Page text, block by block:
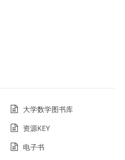
大学数学图书库
资源KEY
电子书